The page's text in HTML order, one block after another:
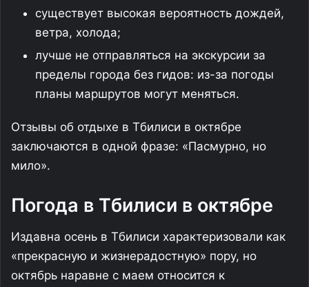
существует высокая вероятность дождей,
ветра, холода;
лучше не отправляться на экскурсии за
пределы города без гидов: из-за погоды
планы маршрутов могут меняться.
Отзывы об отдыхе в Тбилиси в октябре
заключаются в одной фразе: «Пасмурно, но
мило».
Погода в Тбилиси в октябре
Издавна осень в Тбилиси характеризовали как
«прекрасную и жизнерадостную» пору, но
октябрь наравне с маем относится к